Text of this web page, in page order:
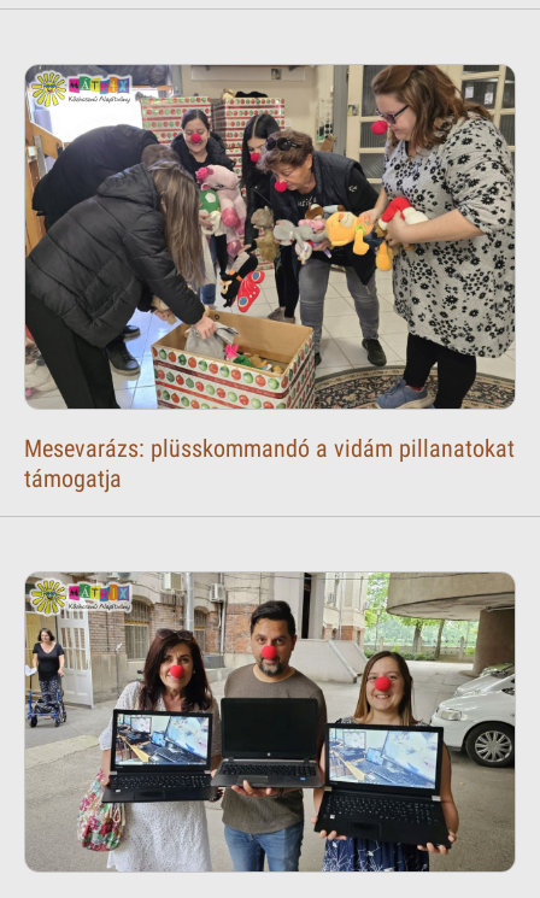
Mesevarázs: plüsskommandó a vidám pillanatokat
támogatja